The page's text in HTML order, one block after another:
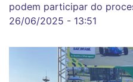
podem participar do
26/06/2025 - 13:51